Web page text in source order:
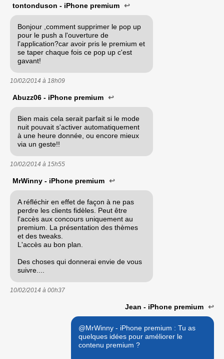
tontonduson - iPhone premium ↩
Bonjour ,comment supprimer le pop up
pour le push a l'ouverture de
l'application?car avoir pris le premium et
se taper chaque fois ce pop up c'est
gavant!
10/02/2014 à 18h09
Abuzz06 - iPhone premium ↩
Bien mais cela serait parfait si le mode
nuit pouvait s'activer automatiquement
à une heure donnée, ou encore mieux
via un geste!!
10/02/2014 à 15h55
MrWinny - iPhone premium ↩
A réfléchir en effet de façon à ne pas
perdre les clients fidèles. Peut être
l'accès aux concours uniquement au
premium. La présentation des thèmes
et des tweaks.
L'accès au bon plan.
Des choses qui donnerai envie de vous
suivre....
10/02/2014 à 00h37
Jean - iPhone premium ↩
@MrWinny - iPhone premium : Tu as
quelques idées pour améliorer le
contenu premium ?